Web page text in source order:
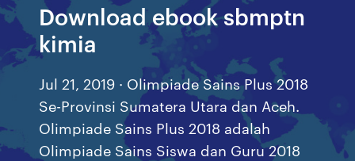
Download ebook sbmptn
kimia
Jul 21, 2019 · Olimpiade Sains Plus 2018
Se-Provinsi Sumatera Utara dan Aceh.
Olimpiade Sains Plus 2018 adalah
Olimpiade Sains Siswa dan Guru 2018